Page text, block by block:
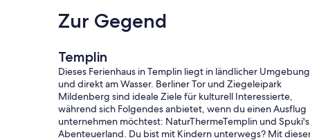
Zur Gegend
Templin
Dieses Ferienhaus in Templin liegt in ländlicher Umgebung
und direkt am Wasser. Berliner Tor und Ziegeleipark
Mildenberg sind ideale Ziele für kulturell Interessierte,
während sich Folgendes anbietet, wenn du einen Ausflug
unternehmen möchtest: NaturThermeTemplin und Spuki's
Abenteuerland. Du bist mit Kindern unterwegs? Mit